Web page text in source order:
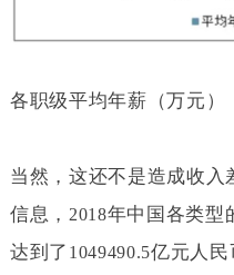
各职级平均年薪（万元）
当然，这还不是造成收入
信息， 2018年中国各类型
达到了 1049490.5亿元人